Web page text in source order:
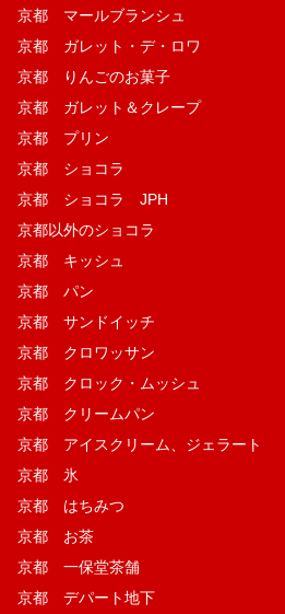
京都 マールブランシュ
京都 ガレット・デ・ロワ
京都 りんごのお菓子
京都 ガレット＆クレープ
京都 プリン
京都 ショコラ
京都 ショコラ JPH
京都以外のショコラ
京都 キッシュ
京都 パン
京都 サンドイッチ
京都 クロワッサン
京都 クロック・ムッシュ
京都 クリームパン
京都 アイスクリーム、ジェラート
京都 氷
京都 はちみつ
京都 お茶
京都 一保堂茶舗
京都 デパート地下